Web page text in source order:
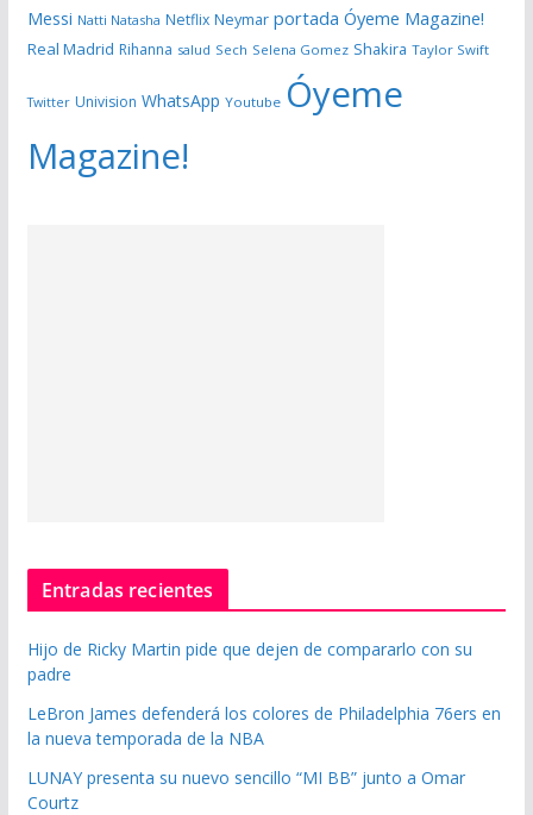
Messi Natti Natasha Netflix Neymar portada Óyeme Magazine!
Real Madrid Rihanna salud Sech Selena Gomez Shakira Taylor Swift
Twitter Univision WhatsApp Youtube Óyeme
Magazine!
Entradas recientes
Hijo de Ricky Martin pide que dejen de compararlo con su
padre
LeBron James defenderá los colores de Philadelphia 76ers en
la nueva temporada de la NBA
LUNAY presenta su nuevo sencillo “MI BB” junto a Omar
Courtz